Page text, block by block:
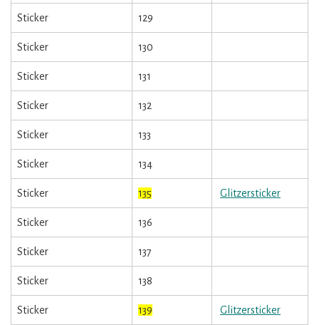
Sticker 129
Sticker 130
Sticker 131
Sticker 132
Sticker 133
Sticker 134
Sticker 135 Glitzersticker
Sticker 136
Sticker 137
Sticker 138
Sticker 139 Glitzersticker